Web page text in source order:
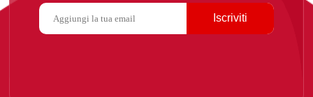
Iscriviti